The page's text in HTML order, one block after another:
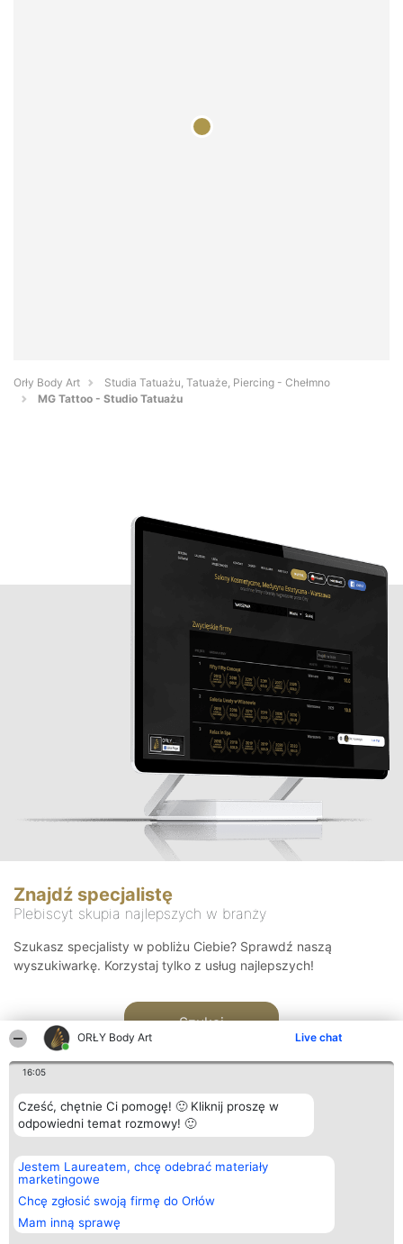
ORŁY Body Art Live chat
16:05
Cześć, chętnie Ci pomogę! 🙂 Kliknij proszę w
odpowiedni temat rozmowy! 🙂
Jestem Laureatem, chcę odebrać materiały
marketingowe
Chcę zgłosić swoją firmę do Orłów
Mam inną sprawę
Orły Body Art
Studia Tatuażu, Tatuaże, Piercing - Chełmno
MG Tattoo - Studio Tatuażu
Znajdź specjalistę
Plebiscyt skupia najlepszych w branży
Szukasz specjalisty w pobliżu Ciebie? Sprawdź naszą
wyszukiwarkę. Korzystaj tylko z usług najlepszych!
Szukaj
Organizator plebiscytu
Bright Side Solutions sp. z o.
o. sp. k.
ul. Ruska 22
Wrocław 50-079
KRS 0000749100 | Regon
381313360 | NIP 8943132676
Plebiscyt
Laureaci
wszystkich
Laureatów
Regulamin
Kontakt
Kontakt